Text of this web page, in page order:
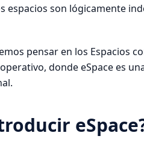
espacios son lógicamente
pensar en los Espacios
donde eSpace es